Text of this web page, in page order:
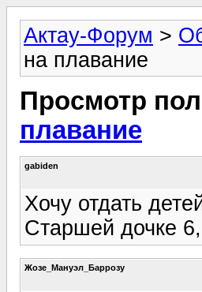
Актау-Форум >
на плавание
Просмотр
плавание
gabiden
Хочу отдать
Старшей дочке
Жозе_Мануэл_Баррозу